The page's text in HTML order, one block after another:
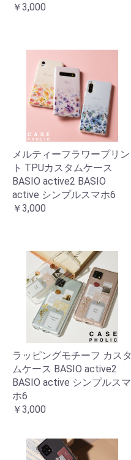
￥3,000
メルティーフラワープリン
ト TPUカスタムケース
BASIO active2 BASIO
active シンプルスマホ6
￥3,000
ラッピングモチーフ カスタ
ムケース BASIO active2
BASIO active シンプルスマ
ホ6
￥3,000